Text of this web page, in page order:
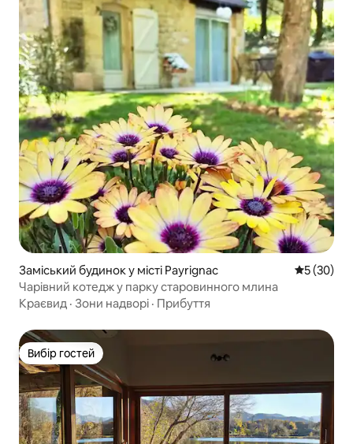
Заміський будинок у місті Payrignac Середня
5 (30)
Чарівний котедж у парку старовинного млина
Краєвид · Зони надворі · Прибуття
Вибір гостей
Вибір гостей